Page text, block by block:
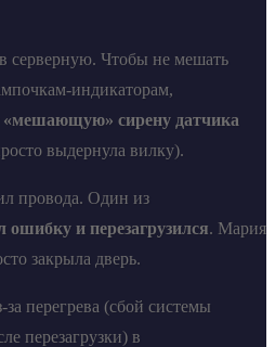
серверную. Чтобы не мешать
индикаторам,
«мешающую» сирену датчика
выдернула вилку).
провода. Один из
ошибку и перезагрузился. Мария
закрыла дверь.
перегрева (сбой системы
перезагрузки) в